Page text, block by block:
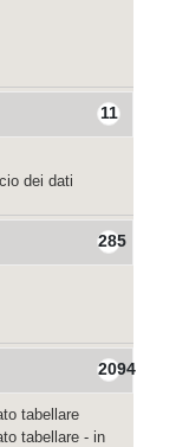
11
dei dati
285
2094
tabellare
tabellare - in